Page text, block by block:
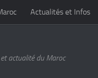
Actualités et Infos
actualité du Maroc